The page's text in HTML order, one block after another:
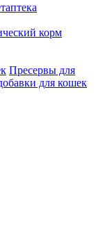
корм
Пресервы для
для кошек